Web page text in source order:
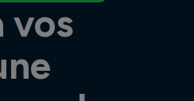
vos